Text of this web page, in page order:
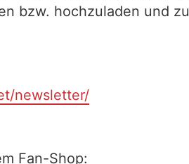
bzw. hochzuladen und zu
newsletter/
Fan-Shop: